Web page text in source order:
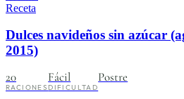
Receta
Dulces navideños sin azúcar
2015)
20
RACIONES
Fácil
DIFICULTAD
Postre